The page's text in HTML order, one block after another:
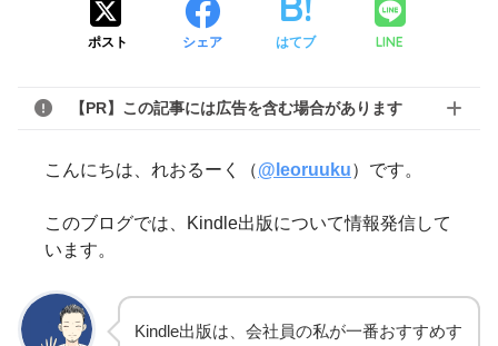
ポスト シェア はてブ LINE
【PR】この記事には広告を含む場合があります
こんにちは、れおるーく（@leoruuku）です。
このブログでは、Kindle出版について情報発信して
います。
Kindle出版は、会社員の私が一番おすすめす